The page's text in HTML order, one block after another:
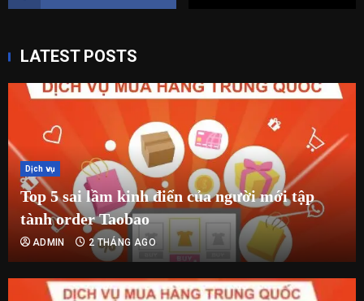
LATEST POSTS
Dịch vụ
Top 5 sai lầm kinh điển của người mới tập
tành order Taobao
ADMIN 2 THÁNG AGO